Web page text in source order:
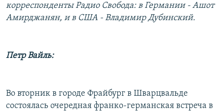
ПОДПИШИТЕСЬ НА РАССЫЛКУ
Все сайты РСЕ/РС
корреспонденты Радио Свобода: в Германии - Ашот
Амирджанян, и в США - Владимир Дубинский.
Петр Вайль:
Во вторник в городе Фрайбург в Шварцвальде
состоялась очередная франко-германская встреча в